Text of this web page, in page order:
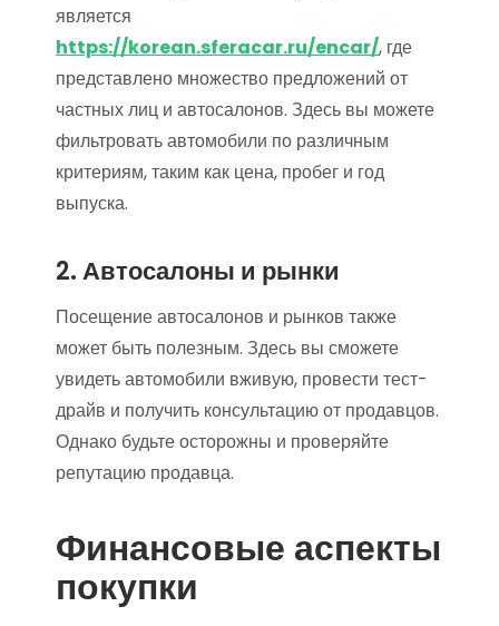
является
https://korean.sferacar.ru/encar/, где
представлено множество предложений от
частных лиц и автосалонов. Здесь вы можете
фильтровать автомобили по различным
критериям, таким как цена, пробег и год
выпуска.
2. Автосалоны и рынки
Посещение автосалонов и рынков также
может быть полезным. Здесь вы сможете
увидеть автомобили вживую, провести тест-
драйв и получить консультацию от продавцов.
Однако будьте осторожны и проверяйте
репутацию продавца.
Финансовые аспекты
покупки